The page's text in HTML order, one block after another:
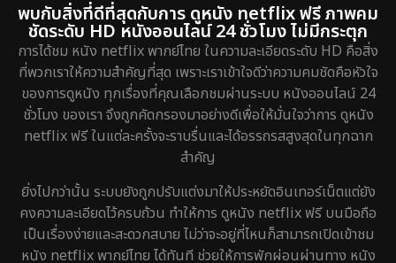
พบกับสิ่งที่ดีที่สุดกับการ ดูหนัง netflix ฟรี ภาพคม
ชัดระดับ HD หนังออนไลน์ 24 ชั่วโมง ไม่มีกระตุก
การได้ชม หนัง netflix พากย์ไทย ในความละเอียดระดับ HD คือสิ่ง
ที่พวกเราให้ความสำคัญที่สุด เพราะเราเข้าใจดีว่าความคมชัดคือหัวใจ
ของการดูหนัง ทุกเรื่องที่คุณเลือกชมผ่านระบบ หนังออนไลน์ 24
ชั่วโมง ของเรา จึงถูกคัดกรองมาอย่างดีเพื่อให้มั่นใจว่าการ ดูหนัง
netflix ฟรี ในแต่ละครั้งจะราบรื่นและได้อรรถรสสูงสุดในทุกฉาก
สำคัญ
ยิ่งไปกว่านั้น ระบบยังถูกปรับแต่งมาให้ประหยัดอินเทอร์เน็ตแต่ยัง
คงความละเอียดไว้ครบถ้วน ทำให้การ ดูหนัง netflix ฟรี บนมือถือ
เป็นเรื่องง่ายและสะดวกสบาย ไม่ว่าจะอยู่ที่ไหนก็สามารถเปิดเข้าชม
หนัง netflix พากย์ไทย ได้ทันที ช่วยให้การพักผ่อนผ่านทาง หนัง